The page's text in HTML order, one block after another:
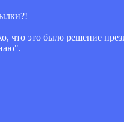
что это было решение